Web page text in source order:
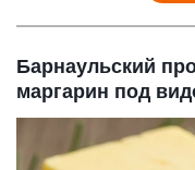
Барнаульский
маргарин под